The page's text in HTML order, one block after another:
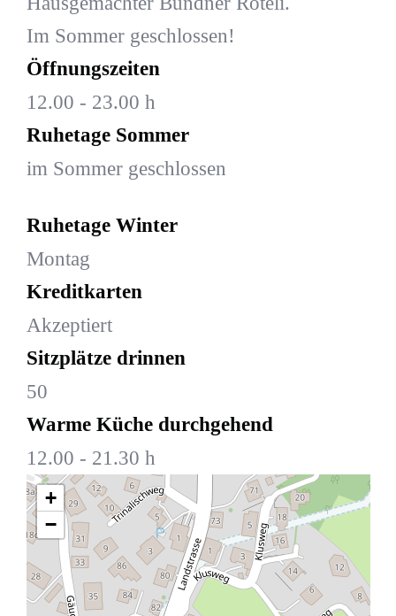
Im Sommer geschlossen!
Öffnungszeiten
12.00 - 23.00 h
Ruhetage Sommer
im Sommer geschlossen
Ruhetage Winter
Montag
Kreditkarten
Akzeptiert
Sitzplätze drinnen
50
Warme Küche durchgehend
12.00 - 21.30 h
+
−